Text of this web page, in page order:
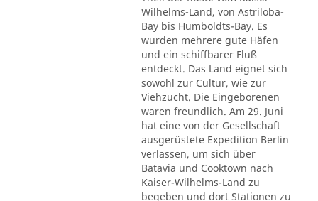
Wilhelms-Land, von Astriloba-
Bay bis Humboldts-Bay. Es
wurden mehrere gute Häfen
und ein schiffbarer Fluß
entdeckt. Das Land eignet sich
sowohl zur Cultur, wie zur
Viehzucht. Die Eingeborenen
waren freundlich. Am 29. Juni
hat eine von der Gesellschaft
ausgerüstete Expedition Berlin
verlassen, um sich über
Batavia und Cooktown nach
Kaiser-Wilhelms-Land zu
begeben und dort Stationen zu